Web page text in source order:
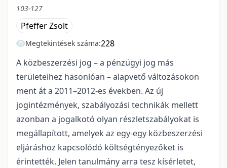
103-127
Pfeffer Zsolt
Megtekintések száma:228
A közbeszerzési jog – a pénzügyi jog más
területeihez hasonlóan – alapvető változásokon
ment át a 2011–2012-es években. Az új
jogintézmények, szabályozási technikák mellett
azonban a jogalkotó olyan részletszabályokat is
megállapított, amelyek az egy-egy közbeszerzési
eljáráshoz kapcsolódó költségtényezőket is
érintették. Jelen tanulmány arra tesz kísérletet,